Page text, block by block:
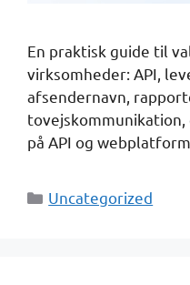
En praktisk guide til
virksomheder: API,
afsendernavn,
på API og webplatform.
Kategorier
Uncategorized